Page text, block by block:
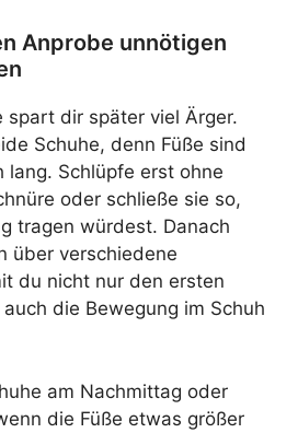
Anprobe unnötigen
spart dir später viel Ärger.
Schuhe, denn Füße sind
lang. Schlüpfe erst ohne
oder schließe sie so,
tragen würdest. Danach
über verschiedene
du nicht nur den ersten
die Bewegung im Schuh
am Nachmittag oder
die Füße etwas größer